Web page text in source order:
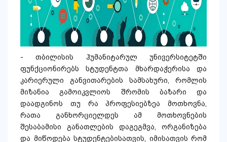
- თბილისის ჰუმანიტარულ უნივერსიტეტში
ფუნქციონირებს სტუდენტთა მხარდაჭერისა და
კარიერული განვითარების სამსახური, რომლის
მიზანია გამოიკვლიოს შრომის ბაზარი და
დაადგინოს თუ რა პროფესიებზეა მოთხოვნა,
რათა განხორციელდეს ამ მოთხოვნების
შესაბამისი განათლების დაგეგმვა, ორგანიზება
და მიწოდება სტუდენტებისათვის, იმისათვის რომ